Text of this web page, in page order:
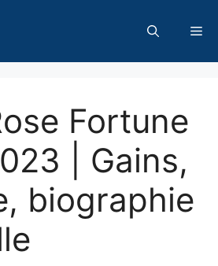
Fortune
| Gains,
biographie